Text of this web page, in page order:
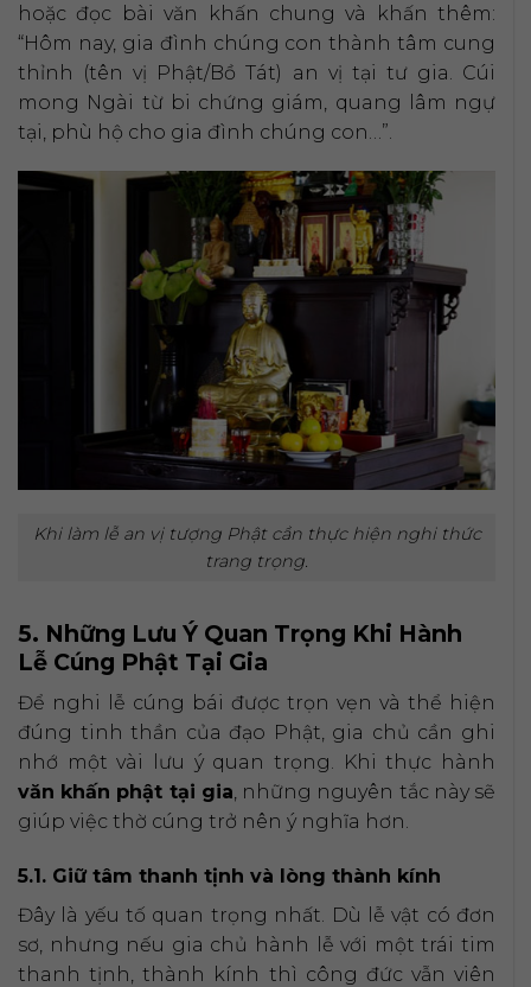
hoặc đọc bài văn khấn chung và khấn thêm:
“Hôm nay, gia đình chúng con thành tâm cung
thỉnh (tên vị Phật/Bồ Tát) an vị tại tư gia. Cúi
mong Ngài từ bi chứng giám, quang lâm ngự
tại, phù hộ cho gia đình chúng con…”.
Khi làm lễ an vị tượng Phật cần thực hiện nghi thức
trang trọng.
5. Những Lưu Ý Quan Trọng Khi Hành
Lễ Cúng Phật Tại Gia
Để nghi lễ cúng bái được trọn vẹn và thể hiện
đúng tinh thần của đạo Phật, gia chủ cần ghi
nhớ một vài lưu ý quan trọng. Khi thực hành
văn khấn phật tại gia, những nguyên tắc này sẽ
giúp việc thờ cúng trở nên ý nghĩa hơn.
5.1. Giữ tâm thanh tịnh và lòng thành kính
Đây là yếu tố quan trọng nhất. Dù lễ vật có đơn
sơ, nhưng nếu gia chủ hành lễ với một trái tim
thanh tịnh, thành kính thì công đức vẫn viên